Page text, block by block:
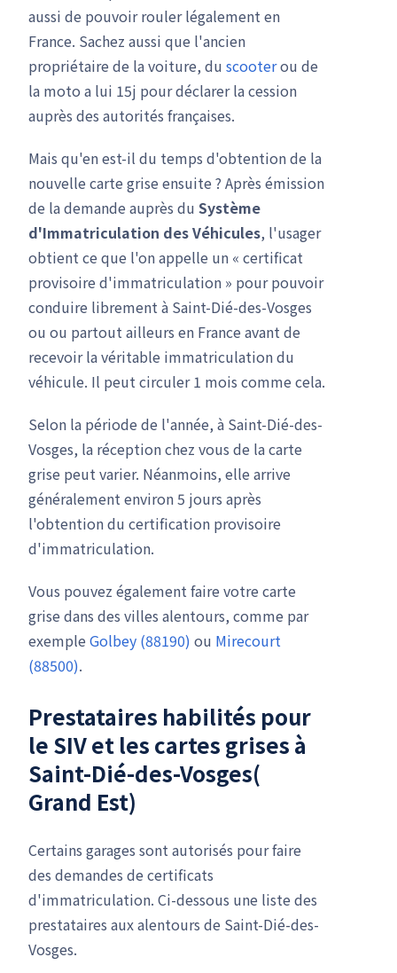
aussi de pouvoir rouler légalement en
France. Sachez aussi que l'ancien
propriétaire de la voiture, du scooterou de
la moto a lui 15j pour déclarer la cession
auprès des autorités françaises.
Mais qu'en est-il du temps d'obtention de la
nouvelle carte grise ensuite ? Après émission
de la demande auprès du Système
d'Immatriculation des Véhicules, l'usager
obtient ce que l'on appelle un « certificat
provisoire d'immatriculation » pour pouvoir
conduire librement à Saint-Dié-des-Vosges
ou ou partout ailleurs en France avant de
recevoir la véritable immatriculation du
véhicule. Il peut circuler 1 mois comme cela.
Selon la période de l'année, à Saint-Dié-des-
Vosges, la réception chez vous de la carte
grise peut varier. Néanmoins, elle arrive
généralement environ 5 jours après
l'obtention du certification provisoire
d'immatriculation.
Vous pouvez également faire votre carte
grise dans des villes alentours, comme par
exemple Golbey (88190) ou Mirecourt
(88500).
Prestataires habilités pour
le SIVet les cartes grises à
Saint-Dié-des-Vosges(
Grand Est)
Certains garages sont autorisés pour faire
des demandes de certificats
d'immatriculation. Ci-dessous une liste des
prestataires aux alentours de Saint-Dié-des-
Vosges.